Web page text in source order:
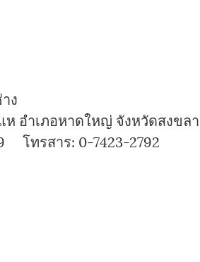
ง
อำเภอหาดใหญ่ จังหวัดสงขลา
โทรสาร: 0-7423-2792